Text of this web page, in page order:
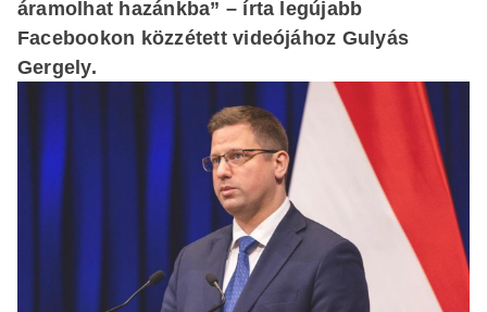
áramolhat hazánkba” – írta legújabb
Facebookon közzétett videójához Gulyás
Gergely.